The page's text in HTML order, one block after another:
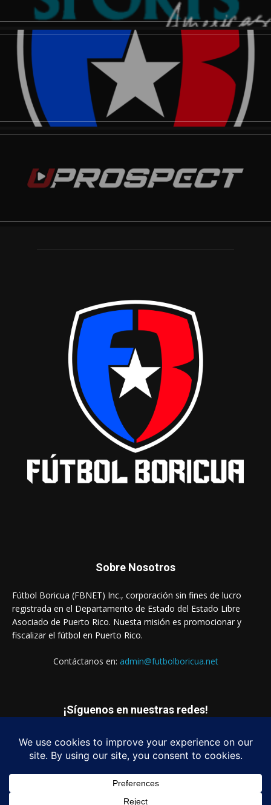
Sobre Nosotros
Fútbol Boricua (FBNET) Inc., corporación sin fines de lucro
registrada en el Departamento de Estado del Estado Libre
Asociado de Puerto Rico. Nuesta misión es promocionar y
fiscalizar el fútbol en Puerto Rico.
Contáctanos en: admin@futbolboricua.net
¡Síguenos en nuestras redes!